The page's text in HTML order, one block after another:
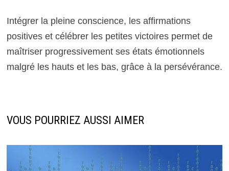
Intégrer la pleine conscience, les affirmations
positives et célébrer les petites victoires permet de
maîtriser progressivement ses états émotionnels
malgré les hauts et les bas, grâce à la persévérance.
VOUS POURRIEZ AUSSI AIMER